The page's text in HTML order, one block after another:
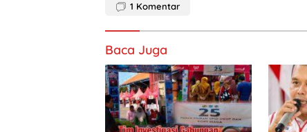
1 Komentar
Baca Juga